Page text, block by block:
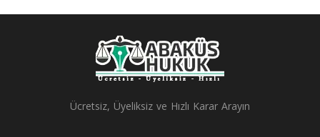
Ücretsiz, Üyeliksiz ve Hızlı Karar Arayın